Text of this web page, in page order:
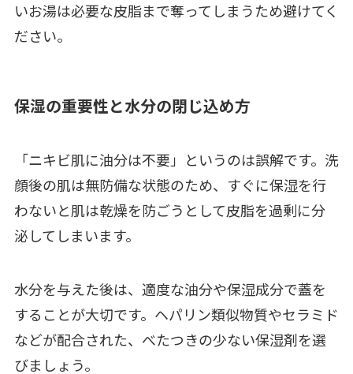
いお湯は必要な皮脂まで奪ってしまうため避けてく
ださい。
保湿の重要性と水分の閉じ込め方
「ニキビ肌に油分は不要」というのは誤解です。洗
顔後の肌は無防備な状態のため、すぐに保湿を行
わないと肌は乾燥を防ごうとして皮脂を過剰に分
泌してしまいます。
水分を与えた後は、適度な油分や保湿成分で蓋を
することが大切です。ヘパリン類似物質やセラミド
などが配合された、べたつきの少ない保湿剤を選
びましょう。